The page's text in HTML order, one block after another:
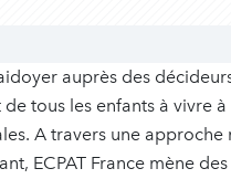
auprès des
tous les enfants à vivre
A travers une
ECPAT France mène